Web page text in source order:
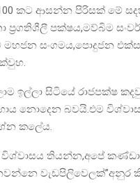
කට ආසන්න පිරිසක් මේ
ප්‍රගතිශීලී පක්ෂය,මව්බිම
සංගමය,පොදුජන
ඉල්ලා සිටියේ රාජපක්ෂ
නොදෙන බවයි.එම
කලේය.
විශ්වාසය තියන්න,අපේ
වැඩපිලිවෙලක්”අනුර